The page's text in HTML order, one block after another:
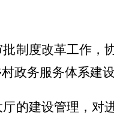
制度改革工作，
政务服务体系建设
的建设管理，对